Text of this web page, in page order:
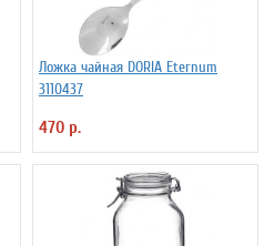
Ложка чайная DORIA Eternum
3110437
470 р.